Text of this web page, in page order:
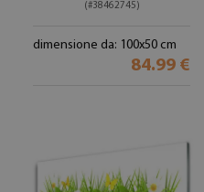
(#38462745)
dimensione da: 100x50 cm
84.99 €